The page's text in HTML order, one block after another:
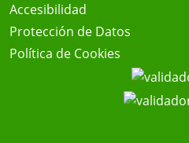
Accesibilidad
Protección de Datos
Política de Cookies